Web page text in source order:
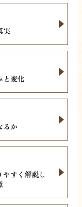
実
と変化
るか
すく解説し